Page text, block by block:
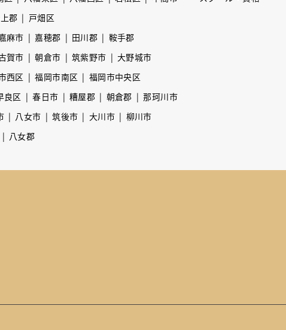
郡
戸畑区
麻市 嘉穂郡 田川郡
鞍手郡
賀市 朝倉市 筑紫野市
大野城市
西区 福岡市南区
福岡市中央区
良区 春日市 糟屋郡 朝倉郡
那珂川市
八女市 筑後市 大川市
柳川市
八女郡